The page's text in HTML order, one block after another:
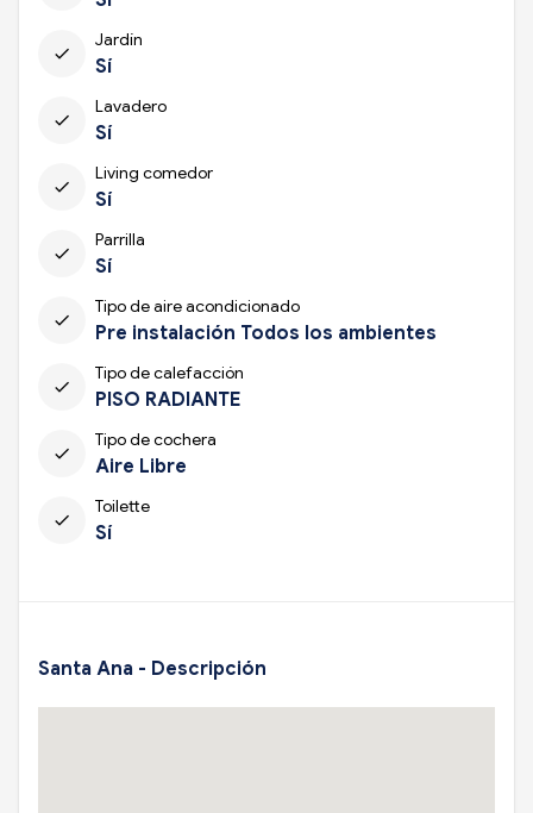
check
Jardín
Sí
check
Lavadero
Sí
check
Living comedor
Sí
check
Parrilla
Sí
check
Tipo de aire acondicionado
Pre instalación Todos los ambientes
check
Tipo de calefacción
PISO RADIANTE
check
Tipo de cochera
Aire Libre
check
Toilette
Sí
Santa Ana - Descripción